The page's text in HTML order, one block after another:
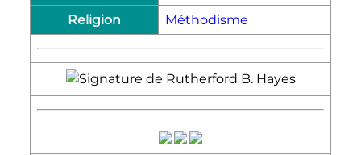
Religion
Méthodisme